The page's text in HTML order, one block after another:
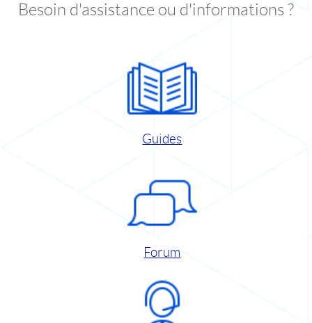
Besoin d'assistance ou d'informations ?
Guides
Forum